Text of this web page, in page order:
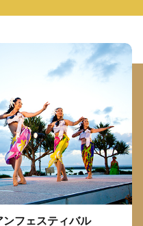
ンフェスティバル